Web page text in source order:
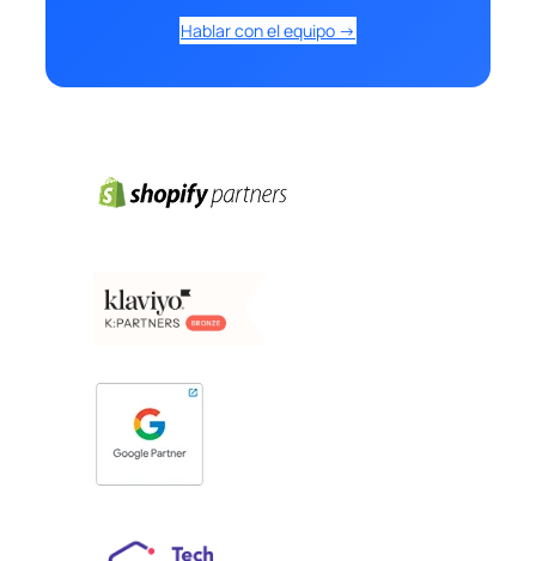
Hablar con el equipo →